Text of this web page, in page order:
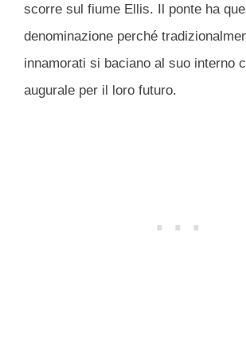
scorre sul fiume Ellis. Il ponte ha
denominazione perché
innamorati si baciano al suo interno
augurale per il loro futuro.